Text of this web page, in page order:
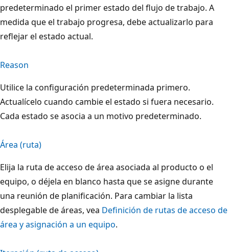
predeterminado el primer estado del flujo de trabajo. A
medida que el trabajo progresa, debe actualizarlo para
reflejar el estado actual.
Reason
Utilice la configuración predeterminada primero.
Actualícelo cuando cambie el estado si fuera necesario.
Cada estado se asocia a un motivo predeterminado.
Área (ruta)
Elija la ruta de acceso de área asociada al producto o el
equipo, o déjela en blanco hasta que se asigne durante
una reunión de planificación. Para cambiar la lista
desplegable de áreas, vea Definición de rutas de acceso de
área y asignación a un equipo.